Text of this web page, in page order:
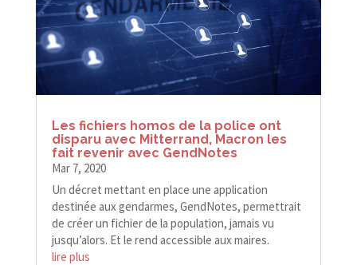
Les fichiers homos de la police ont
disparu avec Mitterrand, Macron les
fait revenir avec GendNotes
Mar 7, 2020
Un décret mettant en place une application
destinée aux gendarmes, GendNotes, permettrait
de créer un fichier de la population, jamais vu
jusqu’alors. Et le rend accessible aux maires.
lire plus